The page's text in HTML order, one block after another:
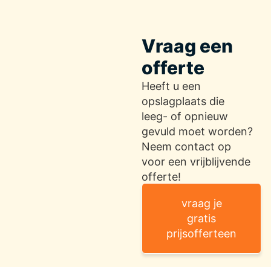
Vraag een
offerte
Heeft u een
opslagplaats die
leeg- of opnieuw
gevuld moet worden?
Neem contact op
voor een vrijblijvende
offerte!
vraag je
gratis
prijsofferteen